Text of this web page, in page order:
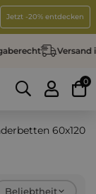
Jetzt -20% entdecken
Versand in
0
60x120
Beliebtheit